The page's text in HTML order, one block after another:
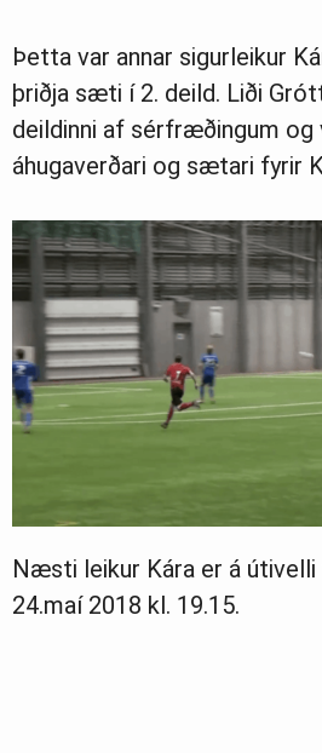
Þetta var annar sigurleikur
þriðja sæti í 2. deild. Liði
deildinni af sérfræðingum og
áhugaverðari og sætari fyrir
Næsti leikur Kára er á
24.maí 2018 kl. 19.15.